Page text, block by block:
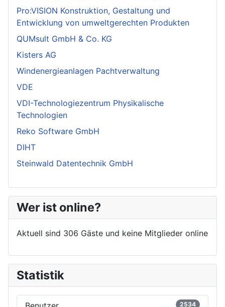
Pro:VISION Konstruktion, Gestaltung und
Entwicklung von umweltgerechten Produkten
QUMsult GmbH & Co. KG
Kisters AG
Windenergieanlagen Pachtverwaltung
VDE
VDI-Technologiezentrum Physikalische
Technologien
Reko Software GmbH
DIHT
Steinwald Datentechnik GmbH
Wer ist online?
Aktuell sind 306 Gäste und keine Mitglieder online
Statistik
2534